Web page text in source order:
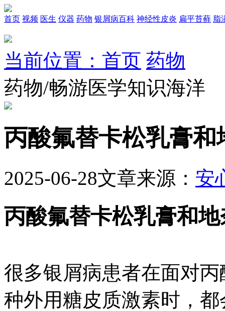
首页 视频 医生 仪器 药物 银屑病百科 神经性皮炎 扁平苔藓 脂
当前位置：首页 药物
药物/畅游医学知识海洋
丙酸氟替卡松乳膏和
2025-06-28文章来源： 安
丙酸氟替卡松乳膏和
很多银屑病患者在面对
种外用糖皮质激素时，